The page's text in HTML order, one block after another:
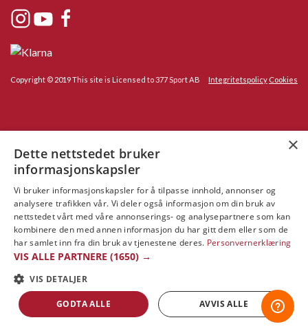
Copyright © 2019 This site is Licensed to 377 Sport AB Integritetspolicy Cookies
×
Dette nettstedet bruker
informasjonskapsler
Vi bruker informasjonskapsler for å tilpasse innhold, annonser og
analysere trafikken vår. Vi deler også informasjon om din bruk av
nettstedet vårt med våre annonserings- og analysepartnere som kan
kombinere den med annen informasjon du har gitt dem eller som de
har samlet inn fra din bruk av tjenestene deres. Personvernerklæring
VIS ALLE PARTNERE (1650) →
VIS DETALJER
GODTA ALLE AVVIS ALLE